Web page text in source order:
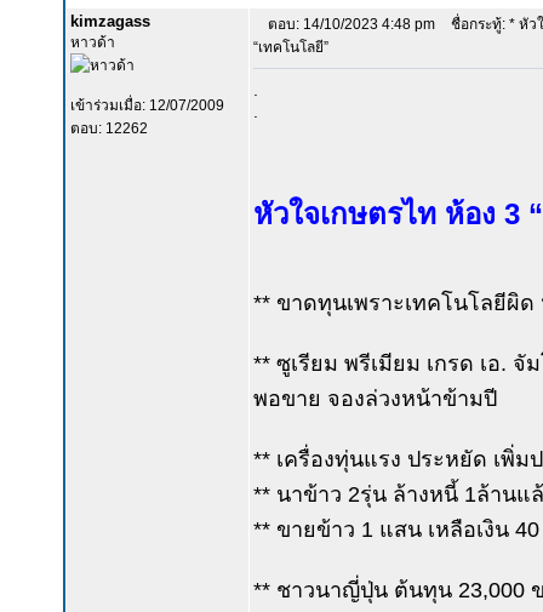
kimzagass
หาวด้า
เข้าร่วมเมื่อ: 12/07/2009
ตอบ: 12262
ตอบ: 14/10/2023 4:48 pm
ชื่อกระทู้: * หัว
“เทคโนโลยี”
หัวใจเกษตรไท ห้อง 3
** ขาดทุนเพราะเทคโนโลยีผิด
** ซูเรียม พรีเมียม เกรด เอ.
พอขาย จองล่วงหน้าข้ามปี
** เครื่องทุ่นแรง ประหยัด เพิ่ม
** นาข้าว 2รุ่น ล้างหนี้ 1ล้านแ
** ขายข้าว 1 แสน เหลือเงิน
** ชาวนาญี่ปุ่น ต้นทุน 23,000